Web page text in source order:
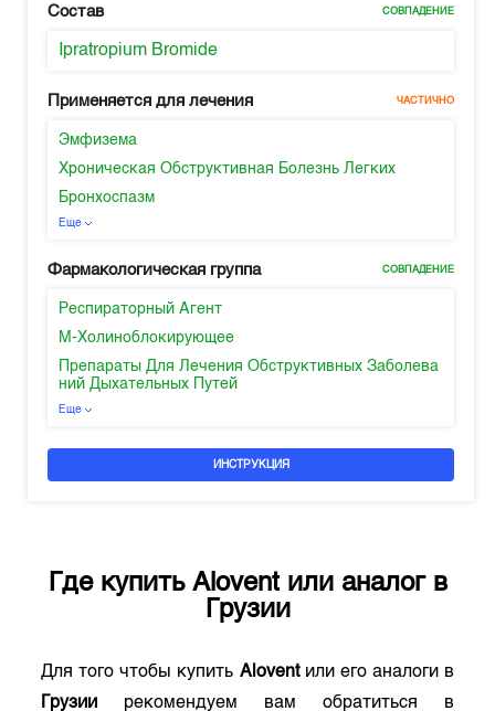
Состав СОВПАДЕНИЕ
Ipratropium Bromide
Применяется для лечения ЧАСТИЧНО
Эмфизема
Хроническая Обструктивная Болезнь Легких
Бронхоспазм
Еще
Фармакологическая группа СОВПАДЕНИЕ
Респираторный Агент
М-Холиноблокирующее
Препараты Для Лечения Обструктивных Заболева
ний Дыхательных Путей
Еще
ИНСТРУКЦИЯ
Где купить Aloventили аналог в
Грузии
Для того чтобы купить Aloventили его аналоги в
Грузии рекомендуем вам обратиться в